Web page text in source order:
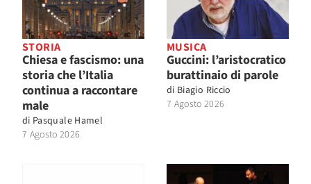
STORIA
Chiesa e fascismo: una
storia che l’Italia
continua a raccontare
male
di Pasquale Hamel
7 Agosto 2026
MUSICA
Guccini: l’aristocratico
burattinaio di parole
di Biagio Riccio
7 Agosto 2026